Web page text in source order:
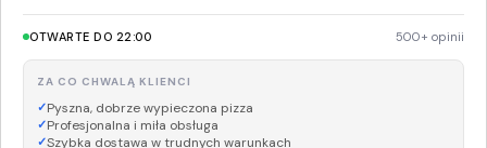
OTWARTE DO 22:00 500+ opinii
ZA CO CHWALĄ KLIENCI
Pyszna, dobrze wypieczona pizza
Profesjonalna i miła obsługa
Szybka dostawa w trudnych warunkach